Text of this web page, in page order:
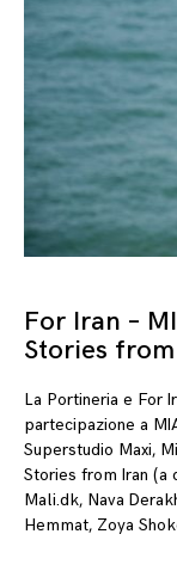
For Iran –
Stories
La Portineria e For
partecipazione a
Superstudio Maxi,
Stories from Iran (a
Mali.dk, Nava
Hemmat, Zoya